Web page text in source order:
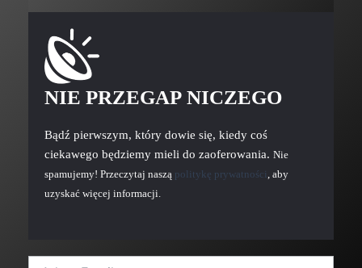
NIE PRZEGAP NICZEGO
Bądź pierwszym, który dowie się, kiedy coś
ciekawego będziemy mieli do zaoferowania. Nie
spamujemy! Przeczytaj naszą politykę prywatności , aby
uzyskać więcej informacji.